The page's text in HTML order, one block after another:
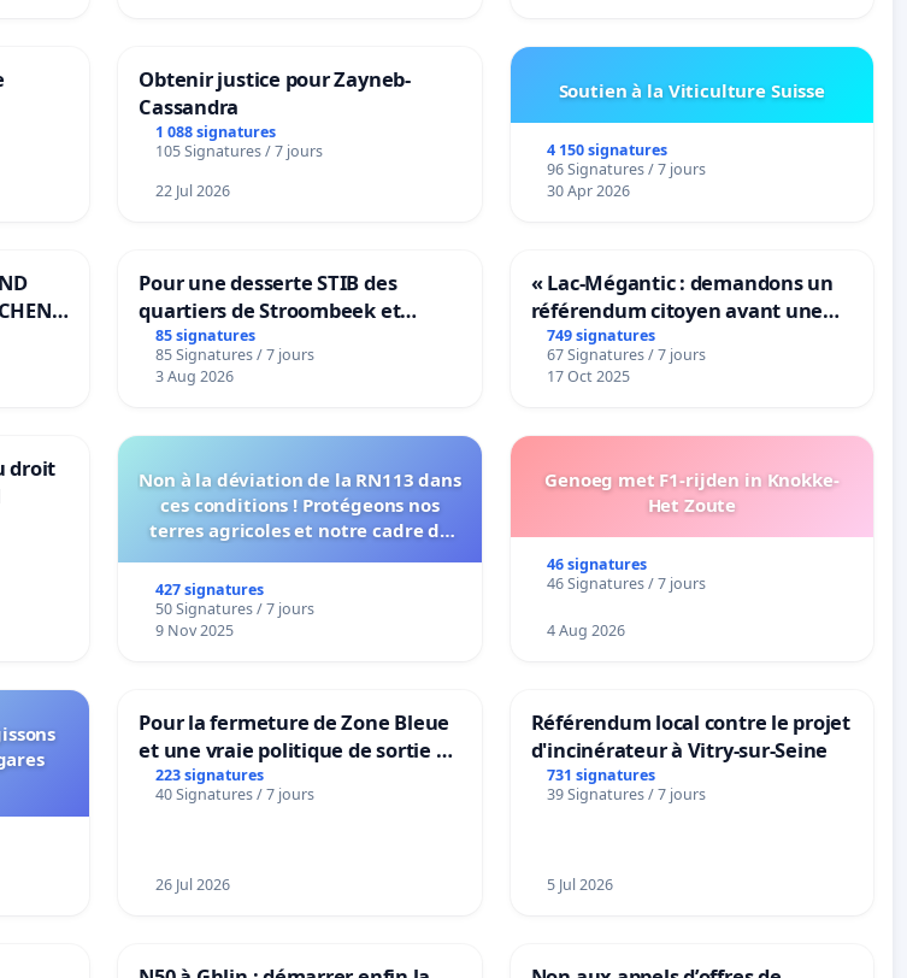
Obtenir justice pour Zayneb-
Cassandra
1 088 signatures
105 Signatures / 7 jours
22 Jul 2026
Soutien à la Viticulture Suisse
4 150 signatures
96 Signatures / 7 jours
30 Apr 2026
Pour une desserte STIB des
quartiers de Stroombeek et
Beauval - Voor een MIVB-
bediening van de wijken
Strombeek en Het Voor
85 signatures
85 Signatures / 7 jours
3 Aug 2026
« Lac-Mégantic : demandons un
référendum citoyen avant une
transformation irréversible de
notre territoire »
749 signatures
67 Signatures / 7 jours
17 Oct 2025
droit
Non à la déviation de la RN113 dans
ces conditions ! Protégeons nos
terres agricoles et notre cadre de
427 signatures
50 Signatures / 7 jours
9 Nov 2025
Genoeg met F1-rijden in Knokke-
Het Zoute
46 signatures
46 Signatures / 7 jours
4 Aug 2026
Pour la fermeture de Zone Bleue
et une vraie politique de sortie de
la dépendance
223 signatures
40 Signatures / 7 jours
26 Jul 2026
Référendum local contre le projet
d'incinérateur à Vitry-sur-Seine
731 signatures
39 Signatures / 7 jours
5 Jul 2026